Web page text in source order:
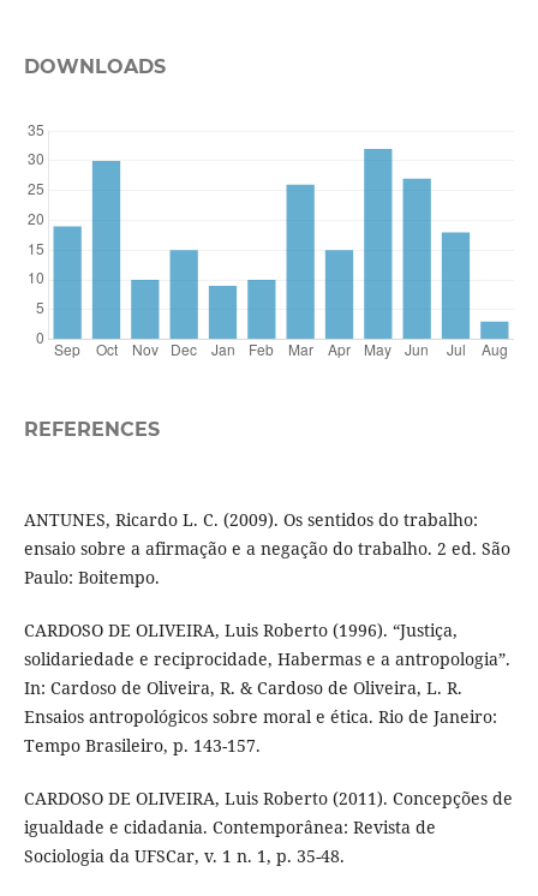
DOWNLOADS
REFERENCES
ANTUNES, Ricardo L. C. (2009). Os sentidos do trabalho:
ensaio sobre a afirmação e a negação do trabalho. 2 ed. São
Paulo: Boitempo.
CARDOSO DE OLIVEIRA, Luis Roberto (1996). “Justiça,
solidariedade e reciprocidade, Habermas e a antropologia”.
In: Cardoso de Oliveira, R. & Cardoso de Oliveira, L. R.
Ensaios antropológicos sobre moral e ética. Rio de Janeiro:
Tempo Brasileiro, p. 143-157.
CARDOSO DE OLIVEIRA, Luis Roberto (2011). Concepções de
igualdade e cidadania. Contemporânea: Revista de
Sociologia da UFSCar, v. 1 n. 1, p. 35-48.